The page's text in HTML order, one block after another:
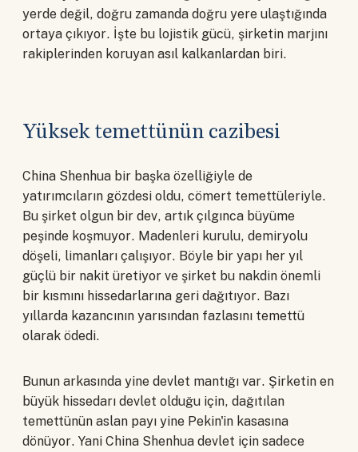
yerde değil, doğru zamanda doğru yere ulaştığında
ortaya çıkıyor. İşte bu lojistik gücü, şirketin marjını
rakiplerinden koruyan asıl kalkanlardan biri.
Yüksek temettünün cazibesi
China Shenhua bir başka özelliğiyle de
yatırımcıların gözdesi oldu, cömert temettüleriyle.
Bu şirket olgun bir dev, artık çılgınca büyüme
peşinde koşmuyor. Madenleri kurulu, demiryolu
döşeli, limanları çalışıyor. Böyle bir yapı her yıl
güçlü bir nakit üretiyor ve şirket bu nakdin önemli
bir kısmını hissedarlarına geri dağıtıyor. Bazı
yıllarda kazancının yarısından fazlasını temettü
olarak ödedi.
Bunun arkasında yine devlet mantığı var. Şirketin en
büyük hissedarı devlet olduğu için, dağıtılan
temettünün aslan payı yine Pekin'in kasasına
dönüyor. Yani China Shenhua devlet için sadece